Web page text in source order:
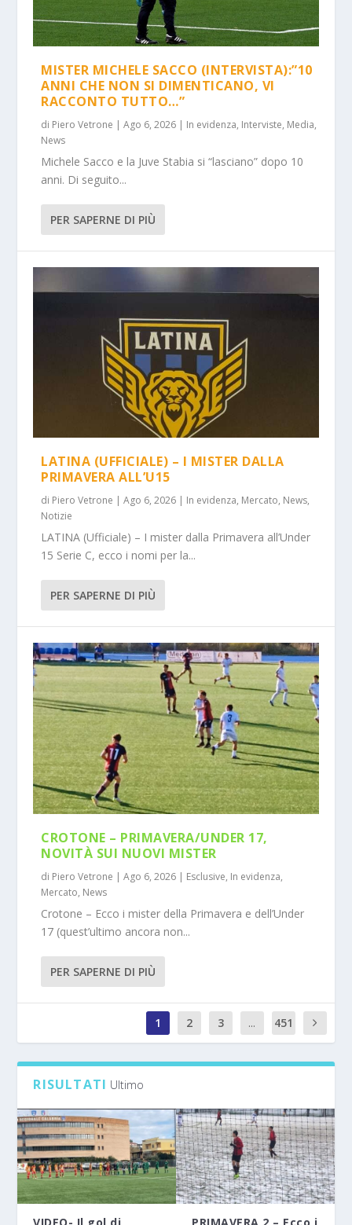
MISTER MICHELE SACCO (INTERVISTA):”10
ANNI CHE NON SI DIMENTICANO, VI
RACCONTO TUTTO…”
di Piero Vetrone |Ago 6, 2026 | In evidenza, Interviste, Media,
News
Michele Sacco e la Juve Stabia si “lasciano” dopo 10
anni. Di seguito...
PER SAPERNE DI PIÙ
LATINA (UFFICIALE) – I MISTER DALLA
PRIMAVERA ALL’U15
di Piero Vetrone |Ago 6, 2026 | In evidenza, Mercato, News,
Notizie
LATINA (Ufficiale) – I mister dalla Primavera all’Under
15 Serie C, ecco i nomi per la...
PER SAPERNE DI PIÙ
CROTONE – PRIMAVERA/UNDER 17,
NOVITÀ SUI NUOVI MISTER
di Piero Vetrone |Ago 6, 2026 | Esclusive, In evidenza,
Mercato, News
Crotone – Ecco i mister della Primavera e dell’Under
17 (quest’ultimo ancora non...
PER SAPERNE DI PIÙ
1 2 3 ...
451
0
RISULTATI Ultimo